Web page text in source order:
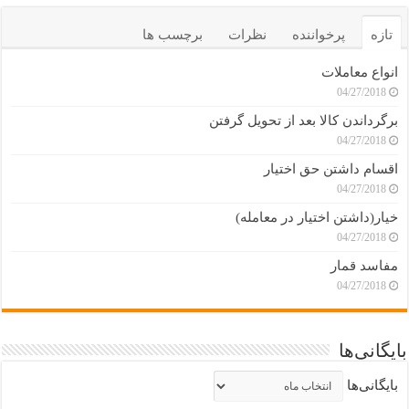
تازه پرخواننده نظرات برچسب ها
انواع معاملات
04/27/2018
برگرداندن کالا بعد از تحویل گرفتن
04/27/2018
اقسام داشتن حق اختیار
04/27/2018
خیار(داشتن اختیار در معامله)
04/27/2018
مفاسد قمار
04/27/2018
بایگانی‌ها
بایگانی‌ها